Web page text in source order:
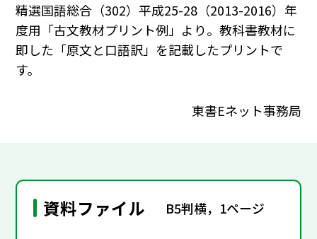
精選国語総合（302）平成25-28（2013-2016）年
度用「古文教材プリント例」より。教科書教材に
即した「原文と口語訳」を記載したプリントで
す。
東書Eネット事務局
資料ファイル B5判横，1ページ